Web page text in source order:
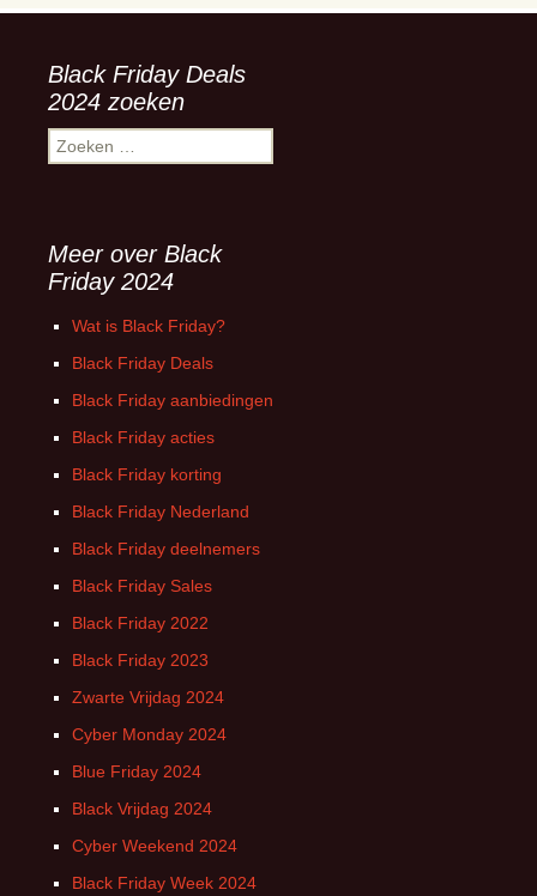
Black Friday Deals
2024 zoeken
Zoeken
naar:
Meer over Black
Friday 2024
Wat is Black Friday?
Black Friday Deals
Black Friday aanbiedingen
Black Friday acties
Black Friday korting
Black Friday Nederland
Black Friday deelnemers
Black Friday Sales
Black Friday 2022
Black Friday 2023
Zwarte Vrijdag 2024
Cyber Monday 2024
Blue Friday 2024
Black Vrijdag 2024
Cyber Weekend 2024
Black Friday Week 2024